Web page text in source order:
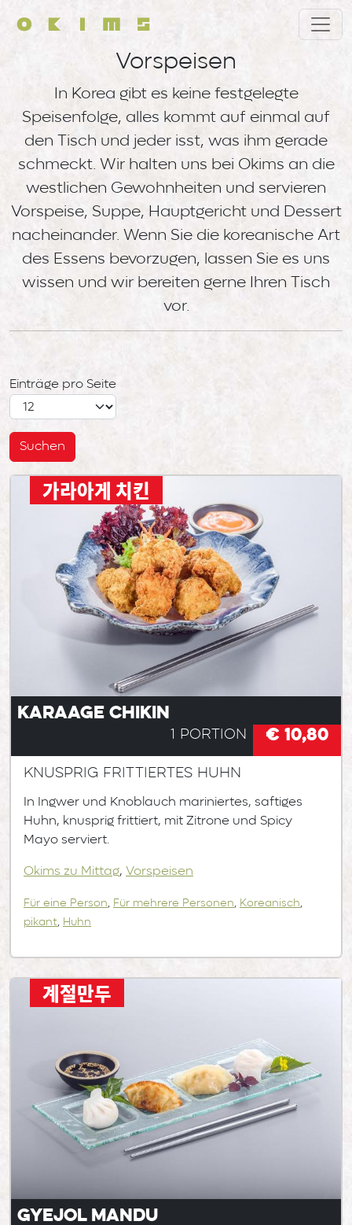
Vorspeisen
In Korea gibt es keine festgelegte
Speisenfolge, alles kommt auf einmal auf
den Tisch und jeder isst, was ihm gerade
schmeckt. Wir halten uns bei Okims an die
westlichen Gewohnheiten und servieren
Vorspeise, Suppe, Hauptgericht und Dessert
nacheinander. Wenn Sie die koreanische Art
des Essens bevorzugen, lassen Sie es uns
wissen und wir bereiten gerne Ihren Tisch
vor.
Einträge pro Seite
가라아게 치킨
Karaage Chikin
1 Portion € 10,80
Knusprig frittiertes Huhn
In Ingwer und Knoblauch mariniertes, saftiges
Huhn, knusprig frittiert, mit Zitrone und Spicy
Mayo serviert.
Okims zu Mittag, Vorspeisen
Für eine Person, Für mehrere Personen, Koreanisch,
pikant, Huhn
계절만두
Gyejol Mandu